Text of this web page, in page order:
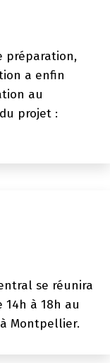
préparation,
a enfin
au
projet :
se réunira
14h à 18h au
Montpellier.